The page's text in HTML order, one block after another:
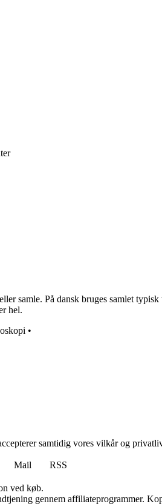
samle. På dansk bruges samlet
hel.
•
samtidig vores vilkår og
Mail
RSS
ved køb.
gennem affiliateprogrammer.